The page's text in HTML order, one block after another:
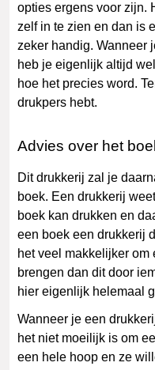
opties ergens voor zijn.
zelf in te zien en dan is
zeker handig. Wanneer
heb je eigenlijk altijd
hoe het precies word.
drukpers hebt.
Advies over het
Dit drukkerij zal je
boek. Een drukkerij
boek kan drukken en
een boek een drukkerij
het veel makkelijker om
brengen dan dit door
hier eigenlijk helemaal
Wanneer je een
het niet moeilijk is om
een hele hoop en ze